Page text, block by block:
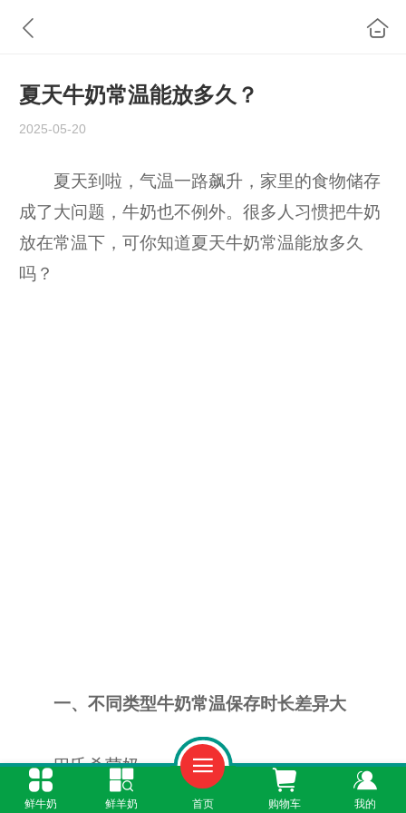
夏天牛奶常温能放多久？
2025-05-20
夏天到啦，气温一路飙升，家里的食物储存
成了大问题，牛奶也不例外。很多人习惯把牛奶
放在常温下，可你知道夏天牛奶常温能放多久
吗？
一、不同类型牛奶常温保存时长差异大
巴氏杀菌奶
鲜牛奶 鲜羊奶 首页 购物车 我的